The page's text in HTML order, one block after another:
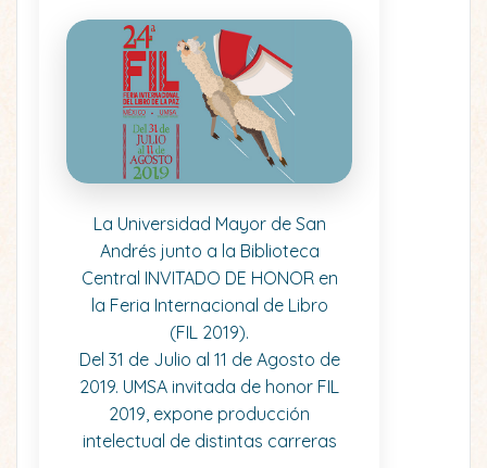
La Universidad Mayor de San
Andrés junto a la Biblioteca
Central INVITADO DE HONOR en
la Feria Internacional de Libro
(FIL 2019).
Del 31 de Julio al 11 de Agosto de
2019. UMSA invitada de honor FIL
2019, expone producción
intelectual de distintas carreras